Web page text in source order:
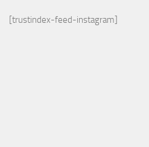
[trustindex-feed-instagram]